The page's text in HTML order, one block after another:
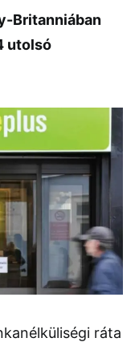
Britanniában
utolsó
ráta